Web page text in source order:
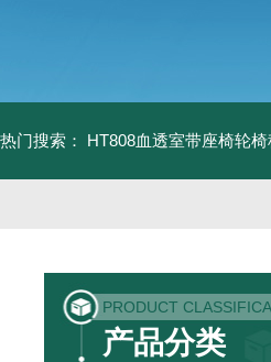
热门搜索： HT808血透室带座椅轮
PRODUCT
产品分类